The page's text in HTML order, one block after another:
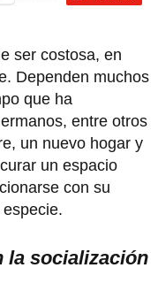
ser costosa, en
Dependen muchos
que ha
entre otros
un nuevo hogar y
un espacio
con su
la socialización